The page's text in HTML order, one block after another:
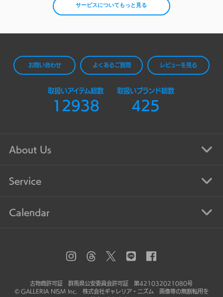
サービスについてもっと見る
お問い合わせ よくあるご質問 レビューを見る
取扱いアイテム総数
12938
取扱いブランド総数
425
About Us
Service
Calendar
古物商許可証 群馬県公安委員会許可証 第421032021080号
© GALLERIA NISM Inc. 株式会社ギャレリア・ニズム 画像等の無断転用を